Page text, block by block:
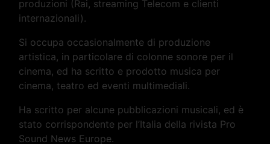
produzioni (Rai, streaming Telecom e clienti
internazionali).
Si occupa occasionalmente di produzione
artistica, in particolare di colonne sonore per il
cinema, ed ha scritto e prodotto musica per
cinema, teatro ed eventi multimediali.
Ha scritto per alcune pubblicazioni musicali, ed è
stato corrispondente per l’Italia della rivista Pro
Sound News Europe.